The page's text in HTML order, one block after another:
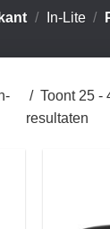
/ In-Lite /
Toont 25 -
resultaten